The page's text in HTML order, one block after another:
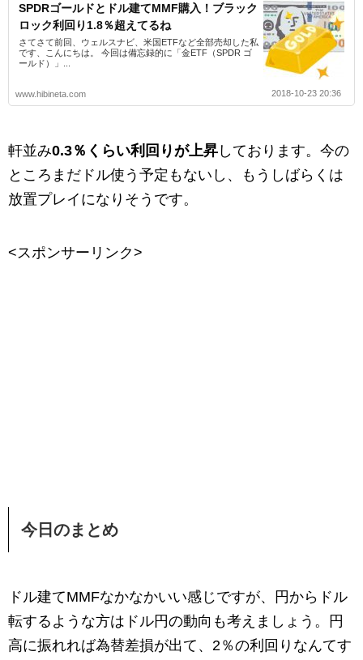
SPDRゴールドとドル建てMMF購入！ブラック
ロック利回り1.8％超えてるね
さてさて前回、ウェルスナビ、米国ETFなど全部売却した私
です、こんにちは。 今回は備忘録的に「金ETF（SPDR ゴ
ールド）」...
www.hibineta.com 2018-10-23 20:36
軒並み0.3％くらい利回りが上昇 しております。今の
ところまだドル使う予定もないし、もうしばらくは
放置プレイになりそうです。
<スポンサーリンク>
今日のまとめ
ドル建てMMFなかなかいい感じですが、円からドル
転するような方はドル円の動向も考えましょう。円
高に振れれば為替差損が出て、2％の利回りなんてす